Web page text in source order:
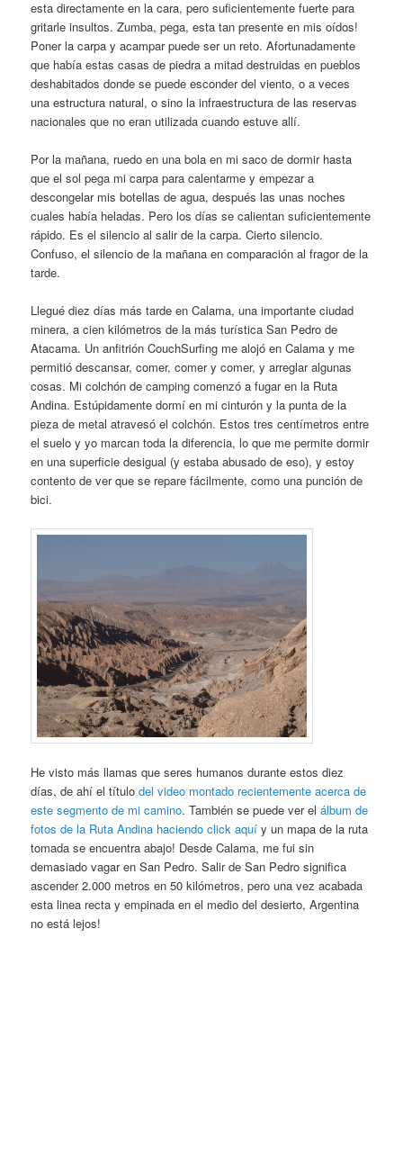
esta directamente en la cara, pero suficientemente fuerte para
gritarle insultos. Zumba, pega, esta tan presente en mis oídos!
Poner la carpa y acampar puede ser un reto. Afortunadamente
que había estas casas de piedra a mitad destruidas en pueblos
deshabitados donde se puede esconder del viento, o a veces
una estructura natural, o sino la infraestructura de las reservas
nacionales que no eran utilizada cuando estuve allí.
Por la mañana, ruedo en una bola en mi saco de dormir hasta
que el sol pega mi carpa para calentarme y empezar a
descongelar mis botellas de agua, después las unas noches
cuales había heladas. Pero los días se calientan suficientemente
rápido. Es el silencio al salir de la carpa. Cierto silencio.
Confuso, el silencio de la mañana en comparación al fragor de la
tarde.
Llegué diez días más tarde en Calama, una importante ciudad
minera, a cien kilómetros de la más turística San Pedro de
Atacama. Un anfitrión CouchSurfing me alojó en Calama y me
permitió descansar, comer, comer y comer, y arreglar algunas
cosas. Mi colchón de camping comenzó a fugar en la Ruta
Andina. Estúpidamente dormí en mi cinturón y la punta de la
pieza de metal atravesó el colchón. Estos tres centímetros entre
el suelo y yo marcan toda la diferencia, lo que me permite dormir
en una superficie desigual (y estaba abusado de eso), y estoy
contento de ver que se repare fácilmente, como una punción de
bici.
He visto más llamas que seres humanos durante estos diez
días, de ahí el títulodel video montado recientemente acerca de
este segmento de mi camino. También se puede ver elálbum de
fotos de la Ruta Andina haciendo click aquí y un mapa de la ruta
tomada se encuentra abajo! Desde Calama, me fui sin
demasiado vagar en San Pedro. Salir de San Pedro significa
ascender 2.000 metros en 50 kilómetros, pero una vez acabada
esta linea recta y empinada en el medio del desierto, Argentina
no está lejos!